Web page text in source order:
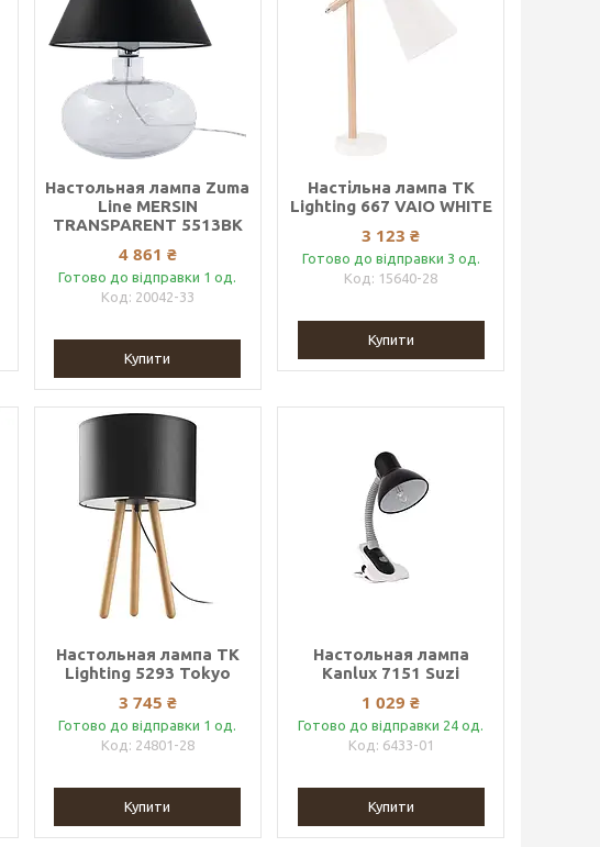
Настольная лампа Zuma
Line MERSIN
TRANSPARENT 5513BK
4 861 ₴
Готово до відправки 1 од.
20042-33
Купити
Настільна лампа TK
Lighting 667 VAIO WHITE
3 123 ₴
Готово до відправки 3 од.
15640-28
Купити
Настольная лампа TK
Lighting 5293 Tokyo
3 745 ₴
Готово до відправки 1 од.
24801-28
Купити
Настольная лампа
Kanlux 7151 Suzi
1 029 ₴
Готово до відправки 24 од.
6433-01
Купити